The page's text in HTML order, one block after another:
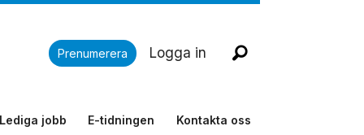
Prenumerera Logga in
Lediga jobb E-tidningen Kontakta oss